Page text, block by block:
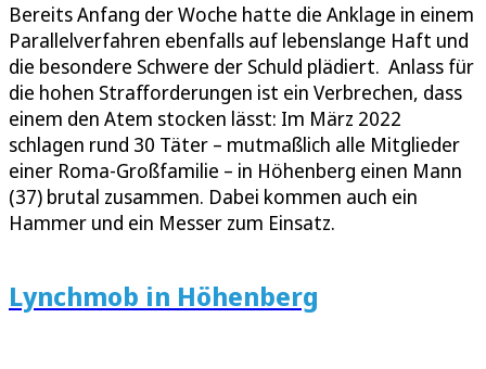
Bereits Anfang der Woche hatte die Anklage in einem
Parallelverfahren ebenfalls auf lebenslange Haft und
die besondere Schwere der Schuld plädiert. Anlass für
die hohen Strafforderungen ist ein Verbrechen, dass
einem den Atem stocken lässt: Im März 2022
schlagen rund 30 Täter – mutmaßlich alle Mitglieder
einer Roma-Großfamilie – in Höhenberg einen Mann
(37) brutal zusammen. Dabei kommen auch ein
Hammer und ein Messer zum Einsatz.
Lynchmob in Höhenberg